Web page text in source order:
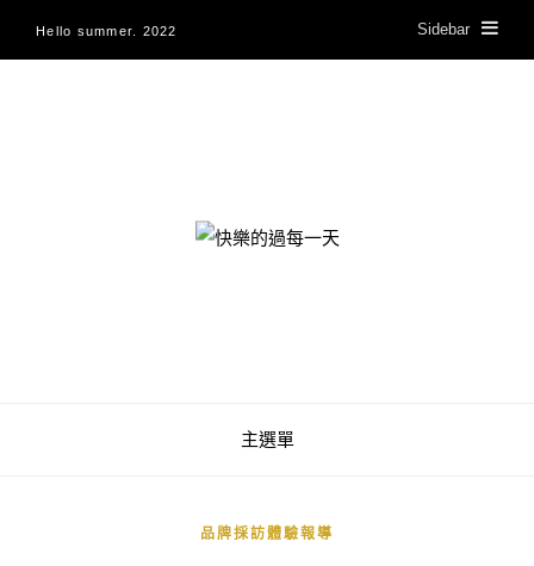
Hello summer. 2022 Sidebar
快樂的過每一天
主選單
品牌採訪體驗報導